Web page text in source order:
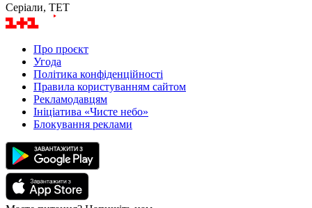
Серіали, ТЕТ
Про проєкт
Угода
Політика конфіденційності
Правила користуванням сайтом
Рекламодавцям
Ініціатива «Чисте небо»
Блокування реклами